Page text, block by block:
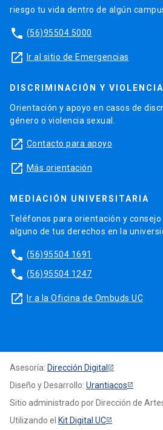
riesgo tu vida dentro de algún
phone (56)95504 5000
launch Ir al sitio de Emergencias
DISCRIMINACIÓN Y VIOLENCIA
Orientación y apoyo en casos de
género o violencia sexual.
launch Contacto para apoyo
launch Más orientación
MEDIACIÓN UNIVERSITARIA
Teléfonos para orientación y consejo
alguno de tus derechos en la
phone (56)95504 1691
phone (56)95504 1247
launch Ir a la Oficina de Ombuds UC
Asesoría: Dirección Digital
Diseño y Desarrollo: Urantiacos
Sitio administrado por Dirección de
Utilizando el Kit Digital UC